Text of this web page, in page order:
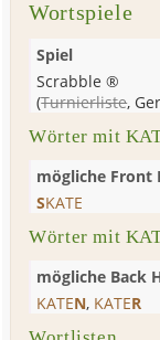
Wortspiele
Spiel
Scrabble ®
(Turnierliste,
Wörter mit
mögliche Front
SKATE
Wörter mit
mögliche Back
KATEN, KATER